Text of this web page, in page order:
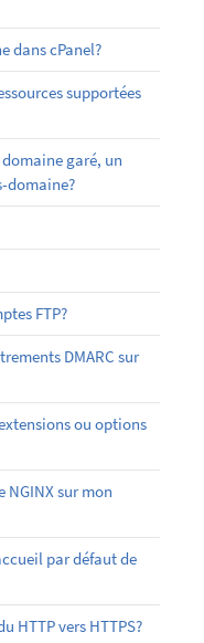
dans cPanel?
supportées
garé, un
domaine?
FTP?
DMARC sur
ou options
NGINX sur mon
par défaut de
HTTP vers HTTPS?